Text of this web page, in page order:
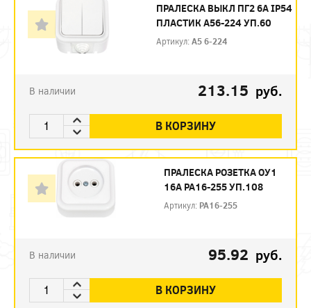
ПРАЛЕСКА ВЫКЛ ПГ2 6А IP54
ПЛАСТИК А56-224 УП.60
Артикул:А5 6-224
В наличии 213.15 руб.
В КОРЗИНУ
ПРАЛЕСКА РОЗЕТКА ОУ1
16А РА16-255 УП.108
Артикул: РА16-255
В наличии 95.92 руб.
В КОРЗИНУ